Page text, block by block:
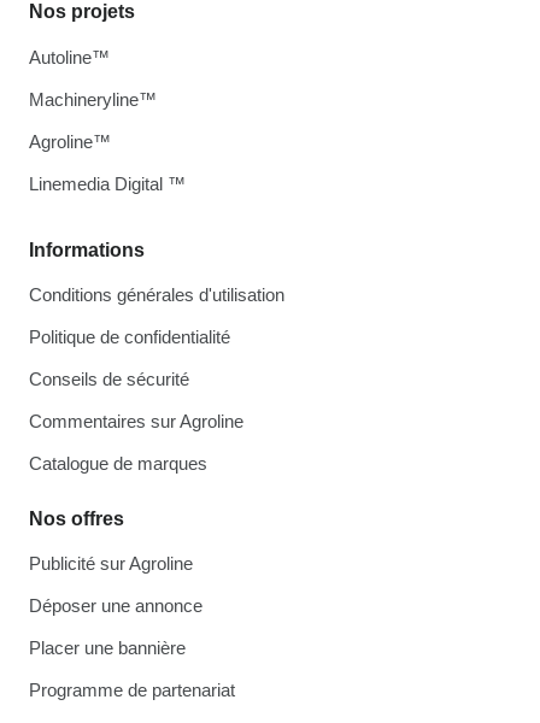
Informations
Conditions générales d'utilisation
Politique de confidentialité
Conseils de sécurité
Commentaires sur Agroline
Catalogue de marques
Nos offres
Publicité sur Agroline
Déposer une annonce
Placer une bannière
Programme de partenariat
Nos projets
Autoline™
Machineryline™
Agroline™
Linemedia Digital ™